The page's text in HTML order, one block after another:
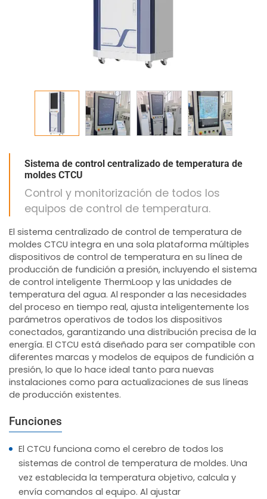
Sistema de control centralizado de temperatura de
moldes CTCU
Control y monitorización de todos los
equipos de control de temperatura.
El sistema centralizado de control de temperatura de
moldes CTCU integra en una sola plataforma múltiples
dispositivos de control de temperatura en su línea de
producción de fundición a presión, incluyendo el sistema
de control inteligente ThermLoop y las unidades de
temperatura del agua. Al responder a las necesidades
del proceso en tiempo real, ajusta inteligentemente los
parámetros operativos de todos los dispositivos
conectados, garantizando una distribución precisa de la
energía. El CTCU está diseñado para ser compatible con
diferentes marcas y modelos de equipos de fundición a
presión, lo que lo hace ideal tanto para nuevas
instalaciones como para actualizaciones de sus líneas
de producción existentes.
Funciones
El CTCU funciona como el cerebro de todos los
sistemas de control de temperatura de moldes. Una
vez establecida la temperatura objetivo, calcula y
envía comandos al equipo. Al ajustar